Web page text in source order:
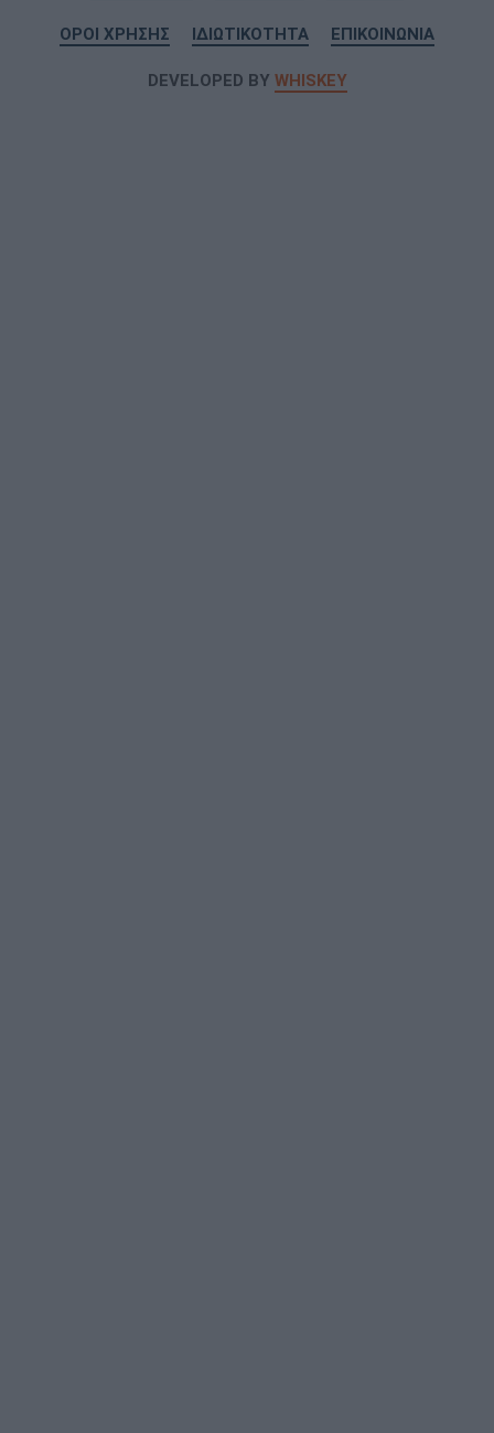
ΟΡΟΙ ΧΡΗΣΗΣ ΙΔΙΩΤΙΚΟΤΗΤΑ ΕΠΙΚΟΙΝΩΝΙΑ
DEVELOPED BY WHISKEY